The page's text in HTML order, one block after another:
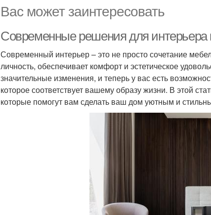
Вас может заинтересовать
Современные решения для интерьера
Современный интерьер – это не просто сочетание
личность, обеспечивает комфорт и эстетическое
значительные изменения, и теперь у вас есть
которое соответствует вашему образу жизни. В этой
которые помогут вам сделать ваш дом уютным и